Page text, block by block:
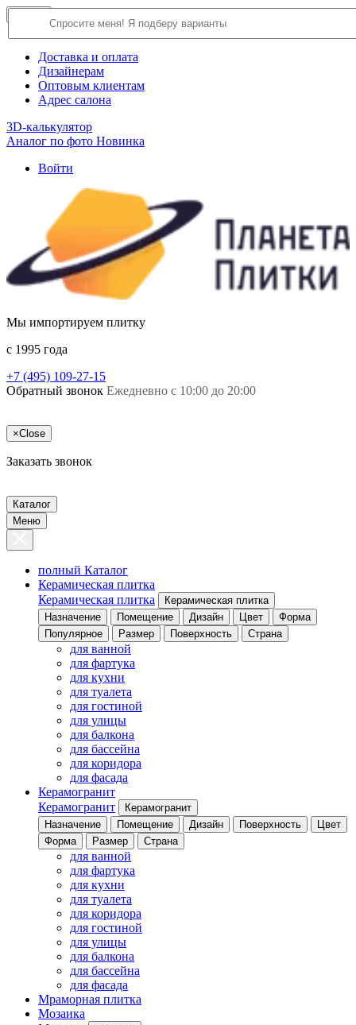
О компании
Доставка и оплата
Дизайнерам
Оптовым клиентам
Адрес салона
3D-калькулятор
Аналог по фото Новинка
Войти
Мы импортируем плитку
c 1995 года
+7 (495) 109-27-15
Обратный звонок Ежедневно с 10:00 до 20:00
×Close
Заказать звонок
Каталог
Меню
полный Каталог
Керамическая плитка
Керамическая плитка
Керамическая плитка
Назначение
Помещение Дизайн Цвет
Форма
Популярное
Размер Поверхность Страна
для ванной
для фартука
для кухни
для туалета
для гостиной
для улицы
для балкона
для бассейна
для коридора
для фасада
Керамогранит
Керамогранит
Керамогранит
Назначение
Помещение Дизайн Поверхность
Цвет
Форма
Размер Страна
для ванной
для фартука
для кухни
для туалета
для коридора
для гостиной
для улицы
для балкона
для бассейна
для фасада
Мраморная плитка
Мозаика